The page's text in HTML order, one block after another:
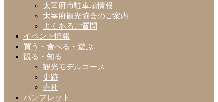
太宰府市駐車場情報
太宰府観光協会のご案内
よくあるご質問
イベント情報
買う・食べる・遊ぶ
観る・知る
観光モデルコース
史跡
寺社
パンフレット